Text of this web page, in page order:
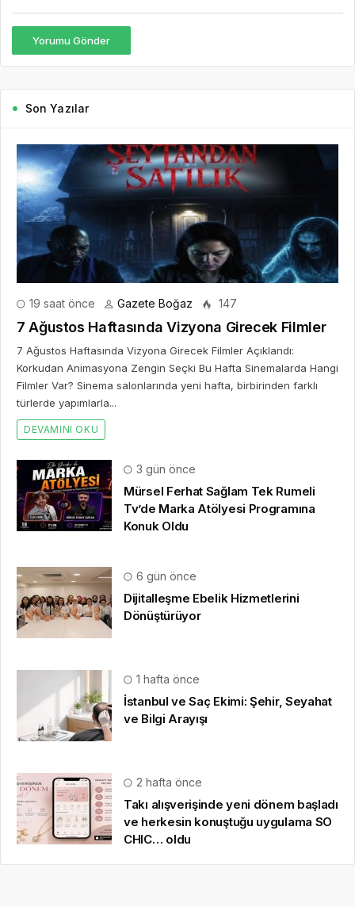
Yorumu Gönder
Son Yazılar
19 saat önce Gazete Boğaz 147
7 Ağustos Haftasında Vizyona Girecek Filmler
7 Ağustos Haftasında Vizyona Girecek Filmler Açıklandı:
Korkudan Animasyona Zengin Seçki Bu Hafta Sinemalarda Hangi
Filmler Var? Sinema salonlarında yeni hafta, birbirinden farklı
türlerde yapımlarla...
DEVAMINI OKU
3 gün önce
Mürsel Ferhat Sağlam Tek Rumeli
Tv’de Marka Atölyesi Programına
Konuk Oldu
6 gün önce
Dijitalleşme Ebelik Hizmetlerini
Dönüştürüyor
1 hafta önce
İstanbul ve Saç Ekimi: Şehir, Seyahat
ve Bilgi Arayışı
2 hafta önce
Takı alışverişinde yeni dönem başladı
ve herkesin konuştuğu uygulama SO
CHIC… oldu